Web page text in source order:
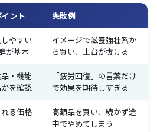
ント 失敗例
やすい
が基本
イメージで滋養強壮系か
ら買い、土台が抜ける
・機能
を確認
「疲労回復」の言葉だけ
で効果を期待しすぎる
る価格
高額品を買い、続かず途
中でやめてしまう